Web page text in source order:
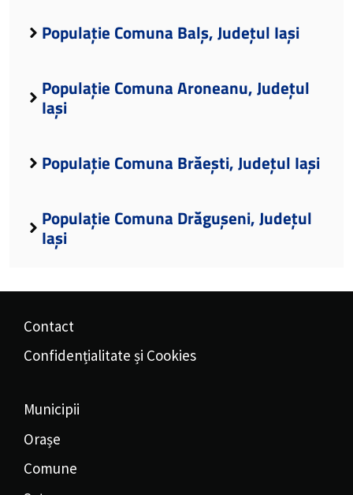
Populație Comuna Balș, Județul Iași
Populație Comuna Aroneanu, Județul
Iași
Populație Comuna Brăești, Județul Iași
Populație Comuna Drăgușeni, Județul
Iași
Contact
Confidențialitate și Cookies
Municipii
Orașe
Comune